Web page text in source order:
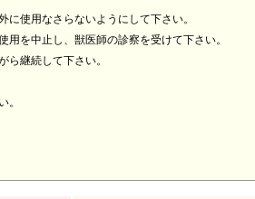
使用なさらないようにして下さい。
を中止し、獣医師の診察を受けて下さい。
継続して下さい。
。